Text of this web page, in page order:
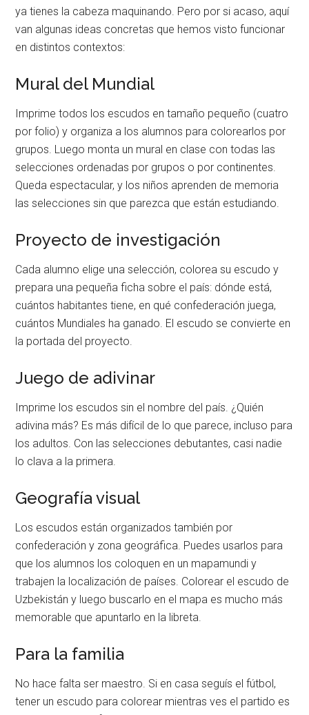
ya tienes la cabeza maquinando. Pero por si acaso, aquí
van algunas ideas concretas que hemos visto funcionar
en distintos contextos:
Mural del Mundial
Imprime todos los escudos en tamaño pequeño (cuatro
por folio) y organiza a los alumnos para colorearlos por
grupos. Luego monta un mural en clase con todas las
selecciones ordenadas por grupos o por continentes.
Queda espectacular, y los niños aprenden de memoria
las selecciones sin que parezca que están estudiando.
Proyecto de investigación
Cada alumno elige una selección, colorea su escudo y
prepara una pequeña ficha sobre el país: dónde está,
cuántos habitantes tiene, en qué confederación juega,
cuántos Mundiales ha ganado. El escudo se convierte en
la portada del proyecto.
Juego de adivinar
Imprime los escudos sin el nombre del país. ¿Quién
adivina más? Es más difícil de lo que parece, incluso para
los adultos. Con las selecciones debutantes, casi nadie
lo clava a la primera.
Geografía visual
Los escudos están organizados también por
confederación y zona geográfica. Puedes usarlos para
que los alumnos los coloquen en un mapamundi y
trabajen la localización de países. Colorear el escudo de
Uzbekistán y luego buscarlo en el mapa es mucho más
memorable que apuntarlo en la libreta.
Para la familia
No hace falta ser maestro. Si en casa seguís el fútbol,
tener un escudo para colorear mientras ves el partido es